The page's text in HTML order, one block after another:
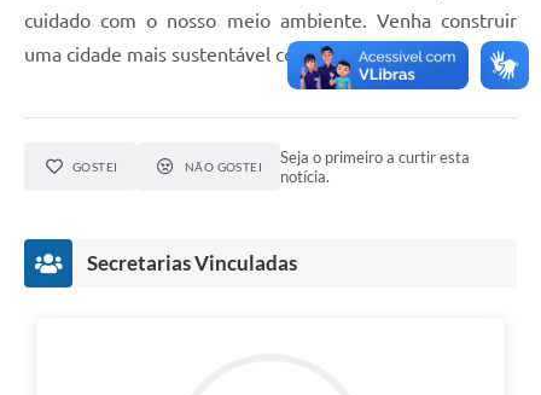
cuidado com o nosso meio ambiente. Venha construir
uma cidade mais sustentável conosco! 🌳💚
GOSTEI NÃO GOSTEI
Seja o primeiro a curtir esta
notícia.
Secretarias Vinculadas